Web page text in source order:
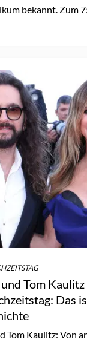
bekannt. Zum
Schauspielerin stellt
Tom
Das
Tom Kaulitz: Von